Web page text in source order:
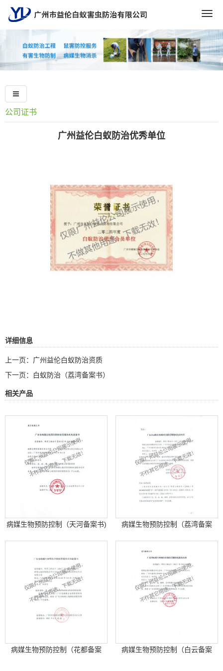
公司证书
广州益伦白蚁防治优秀单位
详细信息
上一页： 广州益伦白蚁防治资质
下一页：
白蚁防治（荔湾备案书）
相关产品
病媒生物预防控制（天河备案书)
病媒生物预防控制（荔湾备案
病媒生物预防控制（花都备案
病媒生物预防控制（白云备案